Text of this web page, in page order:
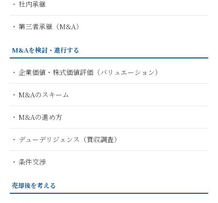
社内承継
第三者承継（M&A）
M&Aを検討・進行する
企業価値・株式価値評価（バリュエーション）
M&Aのスキーム
M&Aの進め方
デューデリジェンス（買収調査）
条件交渉
売却後を考える